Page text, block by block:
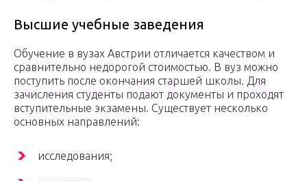
Высшие учебные заведения
Обучение в вузах Австрии отличается качеством и
сравнительно недорогой стоимостью. В вуз можно
поступить после окончания старшей школы. Для
зачисления студенты подают документы и проходят
вступительные экзамены. Существует несколько
основных направлений:
исследования;